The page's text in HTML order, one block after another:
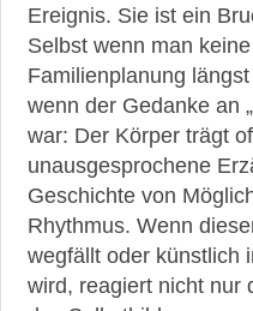
Ereignis. Sie ist ein
Selbst wenn man
Familienplanung
wenn der Gedanke an
war: Der Körper trägt
unausgesprochene
Geschichte von
Rhythmus. Wenn
wegfällt oder künstlich
wird, reagiert nicht nur